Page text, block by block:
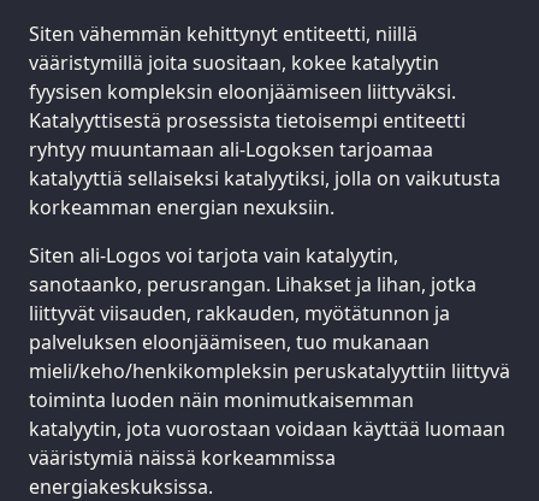
Siten vähemmän kehittynyt entiteetti, niillä
vääristymillä joita suositaan, kokee katalyytin
fyysisen kompleksin eloonjäämiseen liittyväksi.
Katalyyttisestä prosessista tietoisempi entiteetti
ryhtyy muuntamaan ali-Logoksen tarjoamaa
katalyyttiä sellaiseksi katalyytiksi, jolla on vaikutusta
korkeamman energian nexuksiin.
Siten ali-Logos voi tarjota vain katalyytin,
sanotaanko, perusrangan. Lihakset ja lihan, jotka
liittyvät viisauden, rakkauden, myötätunnon ja
palveluksen eloonjäämiseen, tuo mukanaan
mieli/keho/henkikompleksin peruskatalyyttiin liittyvä
toiminta luoden näin monimutkaisemman
katalyytin, jota vuorostaan voidaan käyttää luomaan
vääristymiä näissä korkeammissa
energiakeskuksissa.